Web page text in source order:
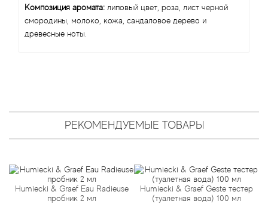
Композиция аромата: липовый цвет, роза, лист черной
смородины, молоко, кожа, сандаловое дерево и
древесные ноты.
РЕКОМЕНДУЕМЫЕ ТОВАРЫ
Humiecki & Graef Eau Radieuse
пробник 2 мл
Humiecki & Graef Geste тестер
(туалетная вода) 100 мл
Antonio Banderas
Antonio Puig